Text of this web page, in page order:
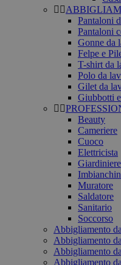
Pantaloni
Pantaloni
Gonne da
Felpe e
T-shirt da
Polo da
Gilet da
Giubbotti
Beauty
Cameriere
Cuoco
Elettricista
Giardiniere
Muratore
Saldatore
Sanitario
Soccorso
Abbigliamento
Abbigliamento
Abbigliamento
Abbigliamento